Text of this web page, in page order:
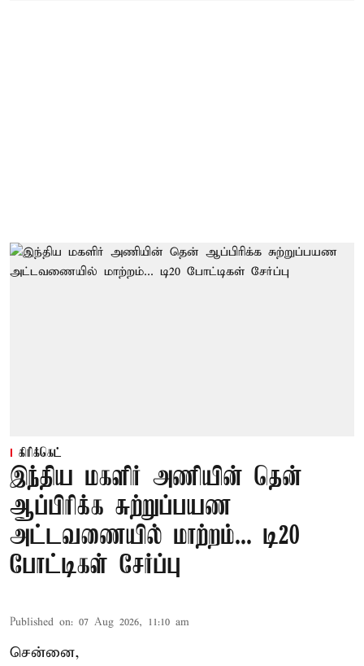
கிரிக்கெட்
இந்திய மகளிர் அணியின் தென்
ஆப்பிரிக்க சுற்றுப்பயண
அட்டவணையில் மாற்றம்... டி20
போட்டிகள் சேர்ப்பு
Published on: 07 Aug 2026, 11:10 am
சென்னை,